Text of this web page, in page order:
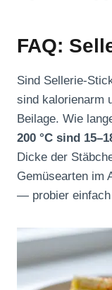
FAQ:
Sind Sellerie-
sind kalorienarm
Beilage. Wie
200 °C sind
Dicke der
Gemüsearten im
— probier